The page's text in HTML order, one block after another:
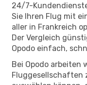
24/7-
Sie Ihren Flug mit
aller in Frankreich
Der Vergleich
Opodo einfach,
Bei Opodo arbeiten
Fluggesellschaften